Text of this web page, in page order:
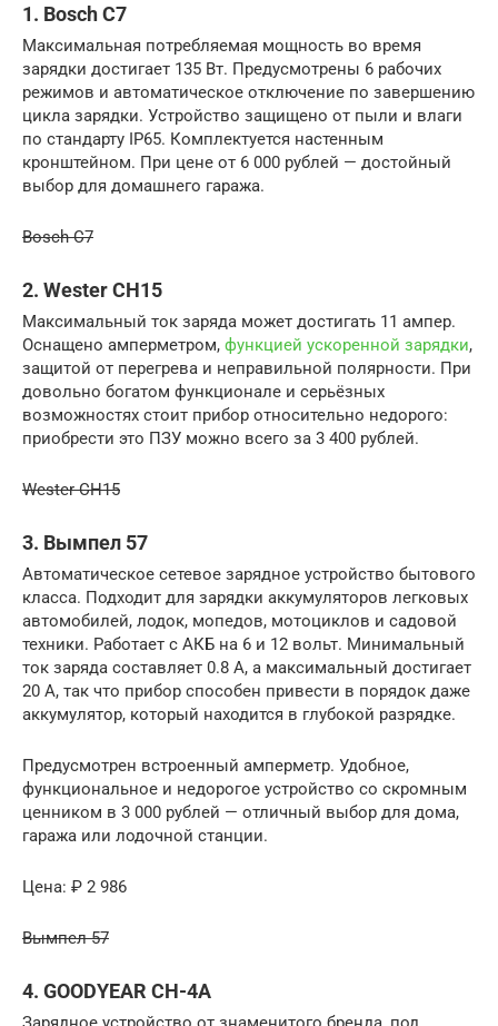
1. Bosch C7
Максимальная потребляемая мощность во время
зарядки достигает 135 Вт. Предусмотрены 6 рабочих
режимов и автоматическое отключение по завершению
цикла зарядки. Устройство защищено от пыли и влаги
по стандарту IP65. Комплектуется настенным
кронштейном. При цене от 6 000 рублей — достойный
выбор для домашнего гаража.
Bosch C7
2. Wester CH15
Максимальный ток заряда может достигать 11 ампер.
Оснащено амперметром, функцией ускоренной зарядки,
защитой от перегрева и неправильной полярности. При
довольно богатом функционале и серьёзных
возможностях стоит прибор относительно недорого:
приобрести это ПЗУ можно всего за 3 400 рублей.
Wester CH15
3. Вымпел 57
Автоматическое сетевое зарядное устройство бытового
класса. Подходит для зарядки аккумуляторов легковых
автомобилей, лодок, мопедов, мотоциклов и садовой
техники. Работает с АКБ на 6 и 12 вольт. Минимальный
ток заряда составляет 0.8 А, а максимальный достигает
20 А, так что прибор способен привести в порядок даже
аккумулятор, который находится в глубокой разрядке.
Предусмотрен встроенный амперметр. Удобное,
функциональное и недорогое устройство со скромным
ценником в 3 000 рублей — отличный выбор для дома,
гаража или лодочной станции.
Цена: ₽ 2 986
Вымпел 57
4. GOODYEAR CH-4A